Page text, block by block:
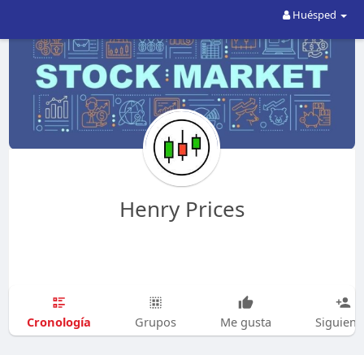
Huésped
Henry Prices
Cronología Grupos Me gusta